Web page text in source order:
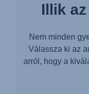
Illik
Nem minden
Válassza ki az
arról, hogy a